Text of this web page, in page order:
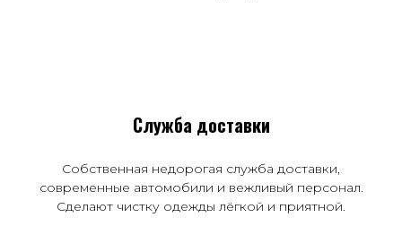
Служба доставки
Собственная недорогая служба доставки,
современные автомобили и вежливый персонал.
Сделают чистку одежды лёгкой и приятной.